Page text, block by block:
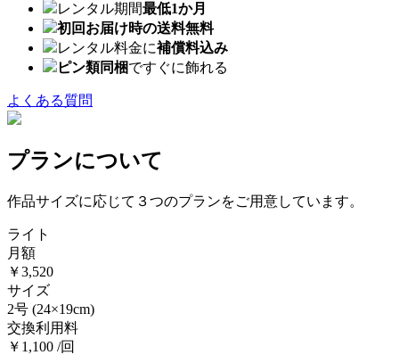
レンタル期間最低1か月
初回お届け時の送料無料
レンタル料金に補償料込み
ピン類同梱ですぐに飾れる
よくある質問
プランについて
作品サイズに応じて３つのプランをご用意しています。
ライト
月額
￥3,520
サイズ
2号 (24×19cm)
交換利用料
￥1,100 /回